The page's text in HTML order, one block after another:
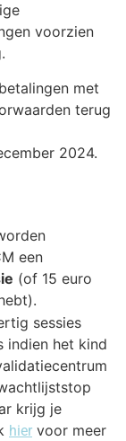
voorzien
met
terug
2024.
een
(of 15 euro
sessies
indien het kind
krijg je
hier voor meer